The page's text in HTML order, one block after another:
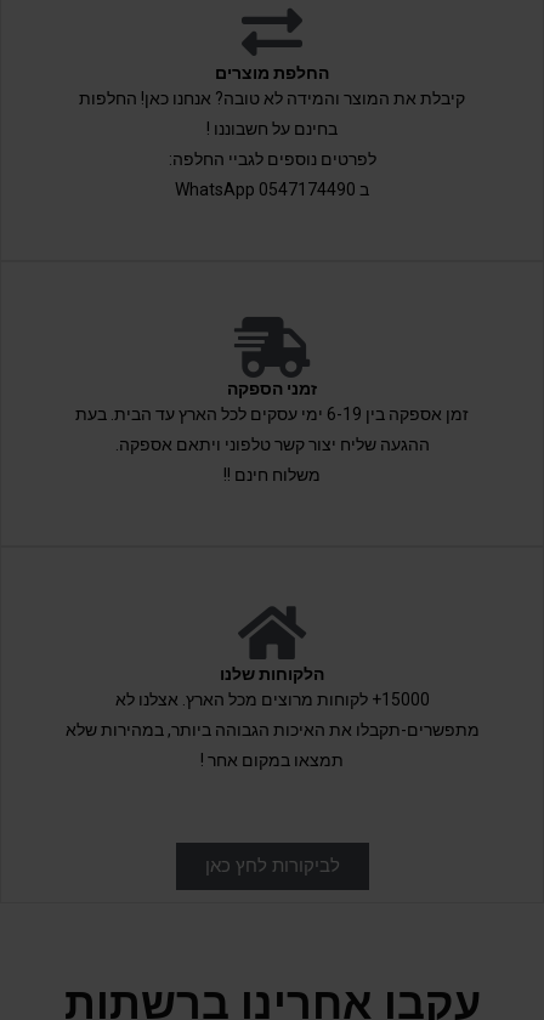
החלפת מוצרים
קיבלת את המוצר והמידה לא טובה? אנחנו כאן! החלפות
בחינם על חשבוננו !
לפרטים נוספים לגביי החלפה:
ב 0547174490 WhatsApp
זמני הספקה
זמן אספקה בין 6-19 ימי עסקים לכל הארץ עד הבית. בעת
ההגעה שליח יצור קשר טלפוני ויתאם אספקה.
משלוח חינם !!
הלקוחות שלנו
15000+ לקוחות מרוצים מכל הארץ. אצלנו לא
מתפשרים-תקבלו את האיכות הגבוהה ביותר, במהירות שלא
תמצאו במקום אחר !
לביקורות לחץ כאן
עקבו אחרינו ברשתות